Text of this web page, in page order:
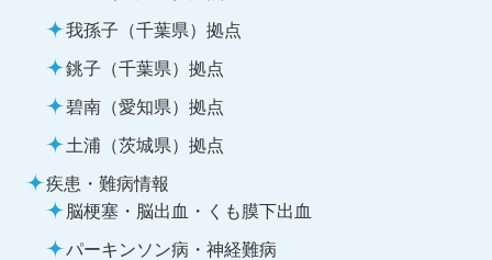
我孫子（千葉県）拠点
銚子（千葉県）拠点
碧南（愛知県）拠点
土浦（茨城県）拠点
疾患・難病情報
脳梗塞・脳出血・くも膜下出血
パーキンソン病・神経難病